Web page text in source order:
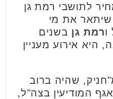
מחיר לתושבי רמת גן
שיתאר את מי
רמת גן בשנים
היא אירוע מעניין
שהיה ברוב
המודיעין בצה"ל,